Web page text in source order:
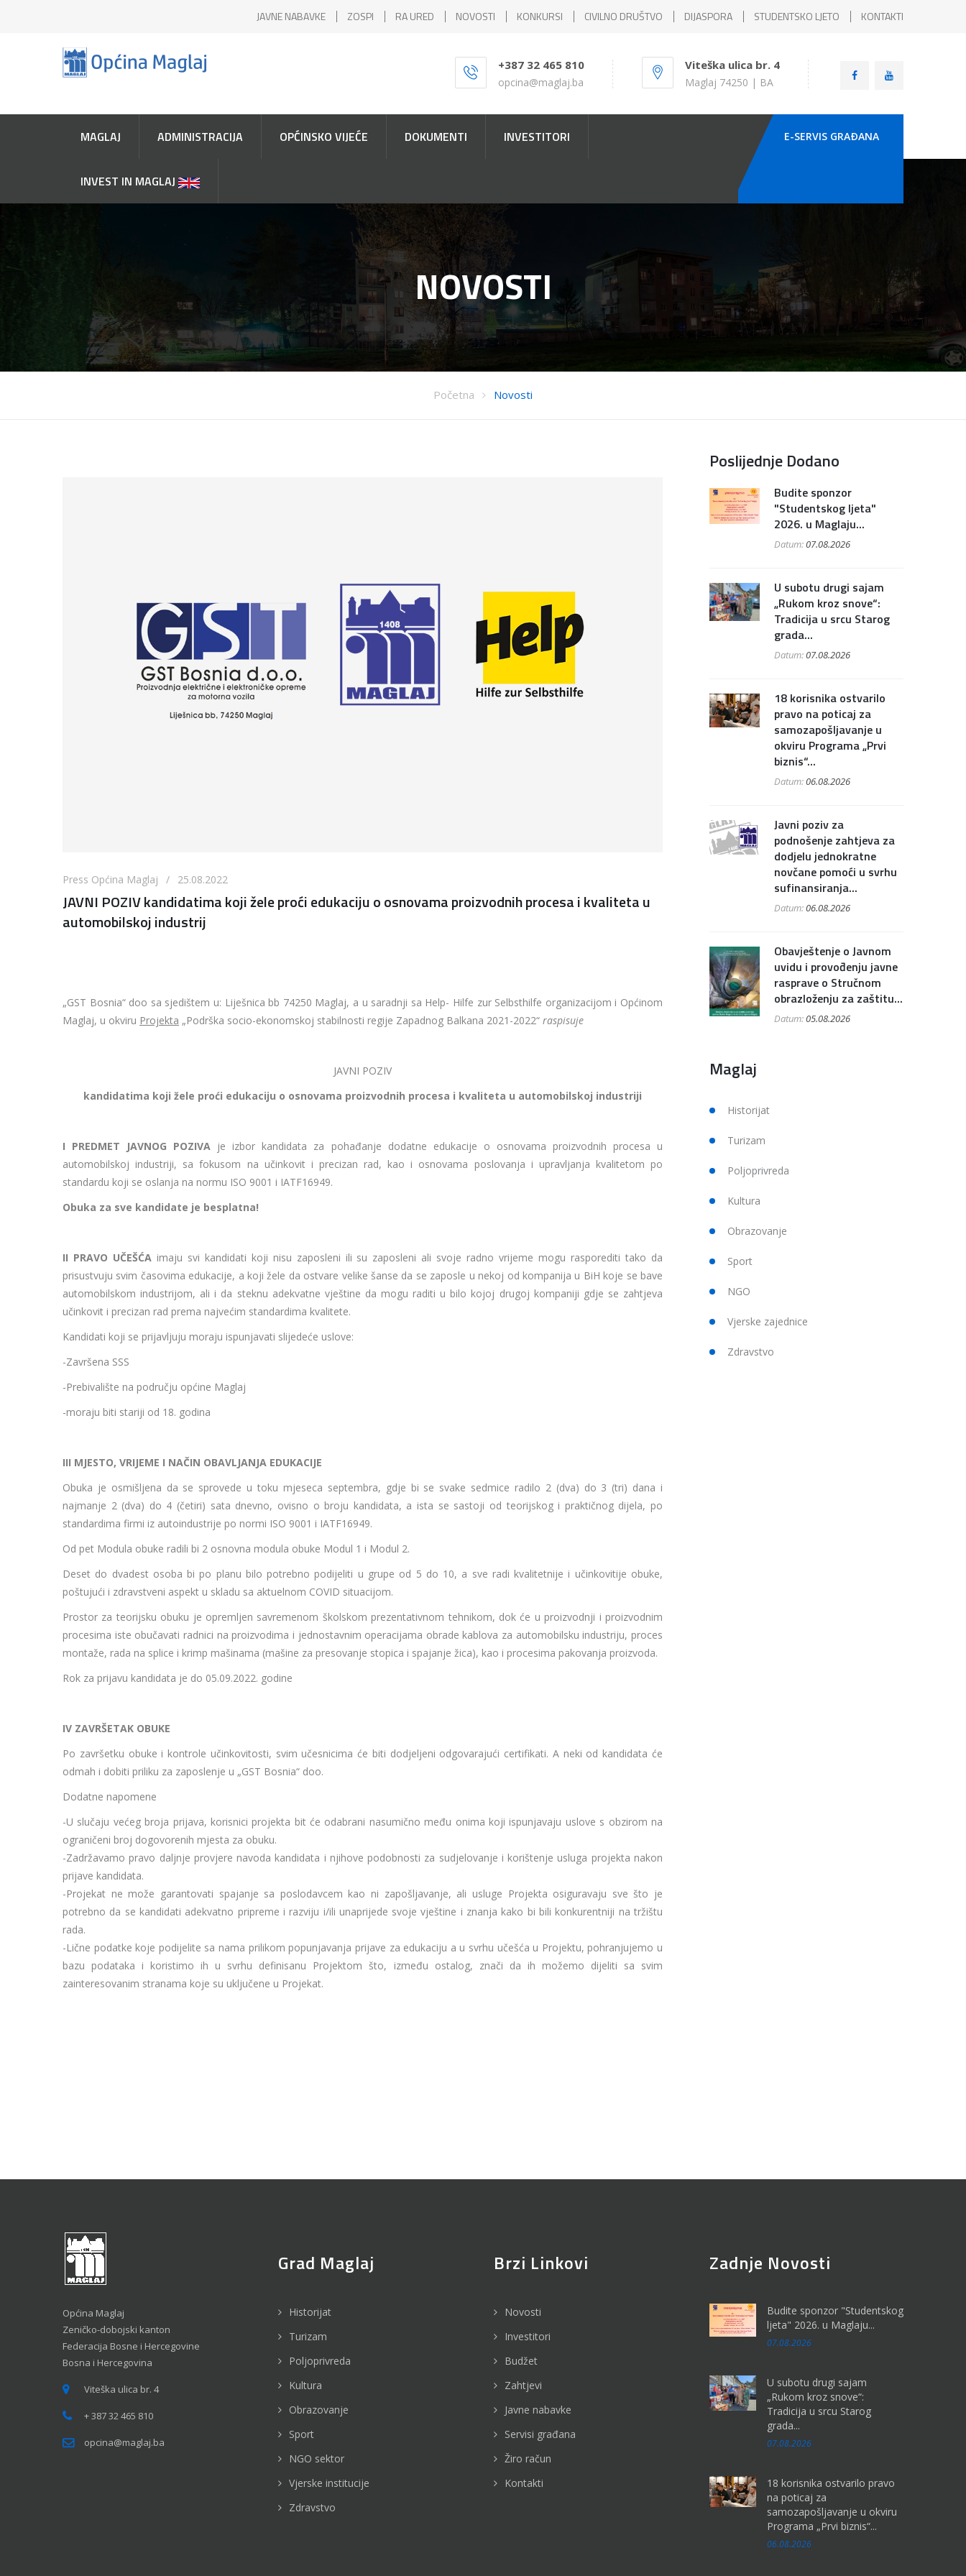
JAVNE NABAVKE ZOSPI RA URED NOVOSTI KONKURSI CIVILNO DRUŠTVO DIJASPORA STUDENTSKO LJETO KONTAKTI
+387 32 465 810
opcina@maglaj.ba
Viteška ulica br. 4
Maglaj 74250 | BA
MAGLAJ ADMINISTRACIJA OPĆINSKO VIJEĆE DOKUMENTI INVESTITORI
INVEST IN MAGLAJ
E-SERVIS GRAÐANA
NOVOSTI
Početna Novosti
Press Općina Maglaj / 25.08.2022
JAVNI POZIV kandidatima koji žele proći edukaciju o osnovama proizvodnih procesa i kvaliteta u
automobilskoj industrij
„GST Bosnia“ doo sa sjedištem u: Liješnica bb 74250 Maglaj, a u saradnji sa Help- Hilfe zur Selbsthilfe organizacijom i Općinom
Maglaj, u okviru Projekta „Podrška socio-ekonomskoj stabilnosti regije Zapadnog Balkana 2021-2022“ raspisuje
JAVNI POZIV
kandidatima koji žele proći edukaciju o osnovama proizvodnih procesa i kvaliteta u automobilskoj industriji
I PREDMET JAVNOG POZIVA je izbor kandidata za pohađanje dodatne edukacije o osnovama proizvodnih procesa u
automobilskoj industriji, sa fokusom na učinkovit i precizan rad, kao i osnovama poslovanja i upravljanja kvalitetom po
standardu koji se oslanja na normu ISO 9001 i IATF16949.
Obuka za sve kandidate je besplatna!
II PRAVO UČEŠĆAimaju svi kandidati koji nisu zaposleni ili su zaposleni ali svoje radno vrijeme mogu rasporediti tako da
prisustvuju svim časovima edukacije, a koji žele da ostvare velike šanse da se zaposle u nekoj od kompanija u BiH koje se bave
automobilskom industrijom, ali i da steknu adekvatne vještine da mogu raditi u bilo kojoj drugoj kompaniji gdje se zahtjeva
učinkovit i precizan rad prema najvećim standardima kvalitete.
Kandidati koji se prijavljuju moraju ispunjavati slijedeće uslove:
-Završena SSS
-Prebivalište na području općine Maglaj
-moraju biti stariji od 18. godina
III MJESTO, VRIJEME I NAČIN OBAVLJANJA EDUKACIJE
Obuka je osmišljena da se sprovede u toku mjeseca septembra, gdje bi se svake sedmice radilo 2 (dva) do 3 (tri) dana i
najmanje 2 (dva) do 4 (četiri) sata dnevno, ovisno o broju kandidata, a ista se sastoji od teorijskog i praktičnog dijela, po
standardima firmi iz autoindustrije po normi ISO 9001 i IATF16949.
Od pet Modula obuke radili bi 2 osnovna modula obuke Modul 1 i Modul 2.
Deset do dvadest osoba bi po planu bilo potrebno podijeliti u grupe od 5 do 10, a sve radi kvalitetnije i učinkovitije obuke,
poštujući i zdravstveni aspekt u skladu sa aktuelnom COVID situacijom.
Prostor za teorijsku obuku je opremljen savremenom školskom prezentativnom tehnikom, dok će u proizvodnji i proizvodnim
procesima iste obučavati radnici na proizvodima i jednostavnim operacijama obrade kablova za automobilsku industriju, proces
montaže, rada na splice i krimp mašinama (mašine za presovanje stopica i spajanje žica), kao i procesima pakovanja proizvoda.
Rok za prijavu kandidata je do 05.09.2022. godine
IV ZAVRŠETAK OBUKE
Po završetku obuke i kontrole učinkovitosti, svim učesnicima će biti dodjeljeni odgovarajući certifikati. A neki od kandidata će
odmah i dobiti priliku za zaposlenje u „GST Bosnia“ doo.
Dodatne napomene
-U slučaju većeg broja prijava, korisnici projekta bit će odabrani nasumično među onima koji ispunjavaju uslove s obzirom na
ograničeni broj dogovorenih mjesta za obuku.
-Zadržavamo pravo daljnje provjere navoda kandidata i njihove podobnosti za sudjelovanje i korištenje usluga projekta nakon
prijave kandidata.
-Projekat ne može garantovati spajanje sa poslodavcem kao ni zapošljavanje, ali usluge Projekta osiguravaju sve što je
potrebno da se kandidati adekvatno pripreme i razviju i/ili unaprijede svoje vještine i znanja kako bi bili konkurentniji na tržištu
rada.
-Lične podatke koje podijelite sa nama prilikom popunjavanja prijave za edukaciju a u svrhu učešća u Projektu, pohranjujemo u
bazu podataka i koristimo ih u svrhu definisanu Projektom što, između ostalog, znači da ih možemo dijeliti sa svim
zainteresovanim stranama koje su uključene u Projekat.
Poslijednje Dodano
Budite sponzor
"Studentskog ljeta"
2026. u Maglaju...
Datum:07.08.2026
U subotu drugi sajam
„Rukom kroz snove“:
Tradicija u srcu Starog
grada...
Datum:07.08.2026
18 korisnika ostvarilo
pravo na poticaj za
samozapošljavanje u
okviru Programa „Prvi
biznis“...
Datum:06.08.2026
Javni poziv za
podnošenje zahtjeva za
dodjelu jednokratne
novčane pomoći u svrhu
sufinansiranja...
Datum:06.08.2026
Obavještenje o Javnom
uvidu i provođenju javne
rasprave o Stručnom
obrazloženju za zaštitu...
Datum:05.08.2026
Maglaj
Historijat
Turizam
Poljoprivreda
Kultura
Obrazovanje
Sport
NGO
Vjerske zajednice
Zdravstvo
Općina Maglaj
Zeničko-dobojski kanton
Federacija Bosne i Hercegovine
Bosna i Hercegovina
Viteška ulica br. 4
+ 387 32 465 810
opcina@maglaj.ba
Grad Maglaj
Historijat
Turizam
Poljoprivreda
Kultura
Obrazovanje
Sport
NGO sektor
Vjerske institucije
Zdravstvo
Brzi Linkovi
Novosti
Investitori
Budžet
Zahtjevi
Javne nabavke
Servisi građana
Žiro račun
Kontakti
Zadnje Novosti
Budite sponzor "Studentskog
ljeta" 2026. u Maglaju...
07.08.2026
U subotu drugi sajam
„Rukom kroz snove“:
Tradicija u srcu Starog
grada...
07.08.2026
18 korisnika ostvarilo pravo
na poticaj za
samozapošljavanje u okviru
Programa „Prvi biznis“...
06.08.2026